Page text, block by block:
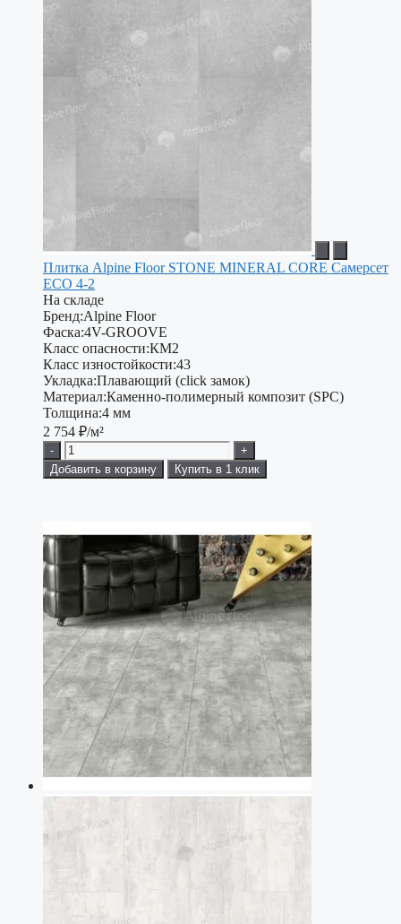
Плитка Alpine Floor STONE MINERAL CORE Самерсет
ЕСО 4-2
На складе
Бренд:Alpine Floor
Фаска:4V-GROOVE
Класс опасности:КМ2
Класс изностойкости:43
Укладка:Плавающий (click замок)
Материал:Каменно-полимерный композит (SPC)
Толщина:4 мм
2 754 ₽/м²
-
+
Добавить в корзину
Купить в 1 клик